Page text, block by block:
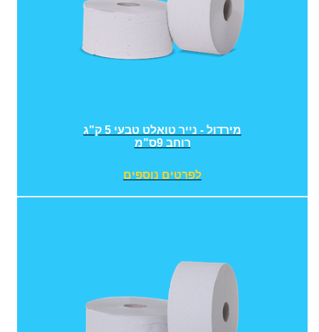
מירדול - נייר טואלט טבעי 5 ק"ג
רוחב 9ס"מ
לפרטים נוספים